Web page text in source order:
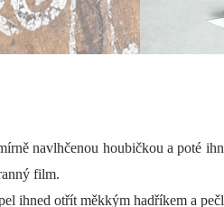
navlhčenou houbičkou a poté
film.
ihned otřít měkkým hadříkem a